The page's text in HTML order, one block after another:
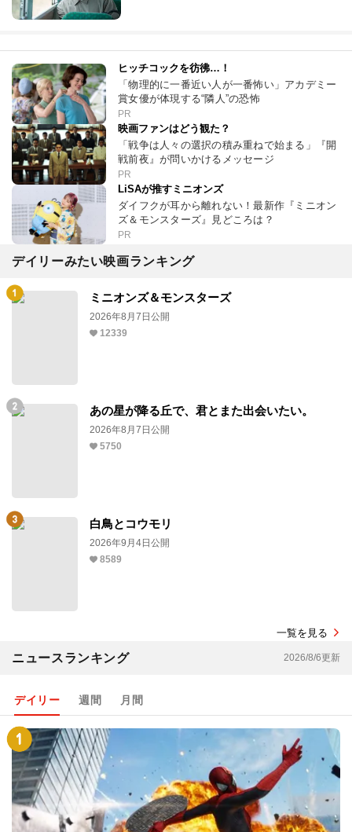
ヒッチコックを彷彿…！
「物理的に一番近い人が一番怖い」アカデミー
賞女優が体現する“隣人”の恐怖
PR
映画ファンはどう観た？
「戦争は人々の選択の積み重ねで始まる」『開
戦前夜』が問いかけるメッセージ
PR
LiSAが推すミニオンズ
ダイフクが耳から離れない！最新作『ミニオン
ズ＆モンスターズ』見どころは？
PR
デイリーみたい映画ランキング
ミニオンズ＆モンスターズ
2026年8月7日公開
12339
あの星が降る丘で、君とまた出会いたい。
2026年8月7日公開
5750
白鳥とコウモリ
2026年9月4日公開
8589
一覧を見る
ニュースランキング 2026/8/6更新
デイリー 週間 月間